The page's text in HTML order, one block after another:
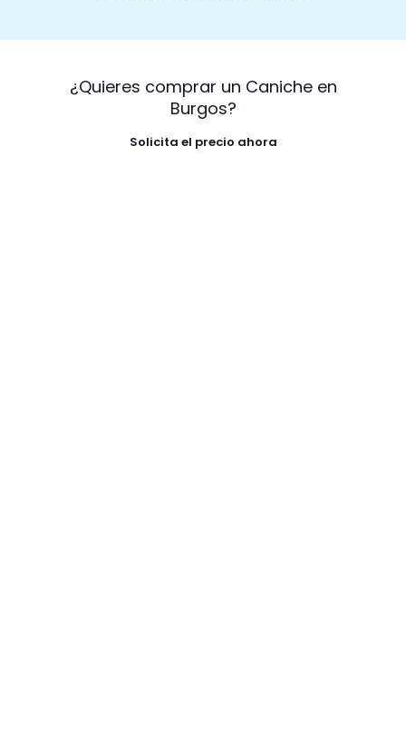
¿Quieres comprar un Caniche en
Burgos?
Solicita el precio ahora